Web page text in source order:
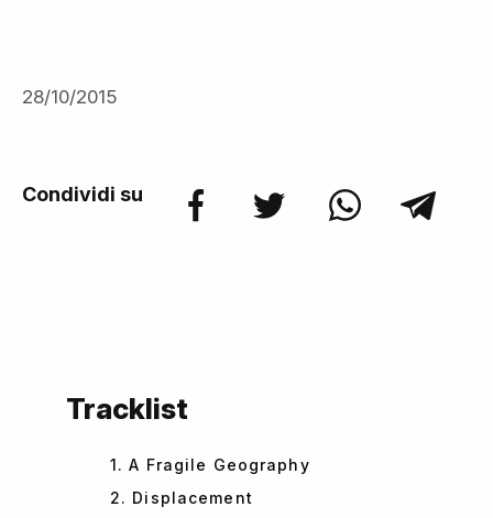
28/10/2015
Condividi su
Tracklist
1. A Fragile Geography
2. Displacement